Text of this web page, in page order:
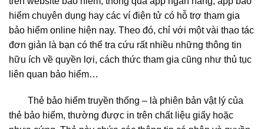
hiểm chuyên dụng hay các ví điện tử có hỗ trợ tham gia
bảo hiểm online hiện nay. Theo đó, chỉ với một vài thao tác
đơn giản là bạn có thể tra cứu rất nhiều những thông tin
hữu ích về quyền lợi, cách thức tham gia cũng như thủ tục
liên quan bảo hiểm…
Thẻ bảo hiểm truyền thống – là phiên bản vật lý của
thẻ bảo hiểm, thường được in trên chất liệu giấy hoặc